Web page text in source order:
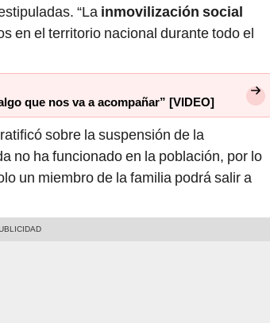
“La inmovilización social
en el territorio nacional durante todo el
que nos va a acompañar” [VIDEO]
sobre la suspensión de la
no ha funcionado en la población, por lo
un miembro de la familia podrá salir a